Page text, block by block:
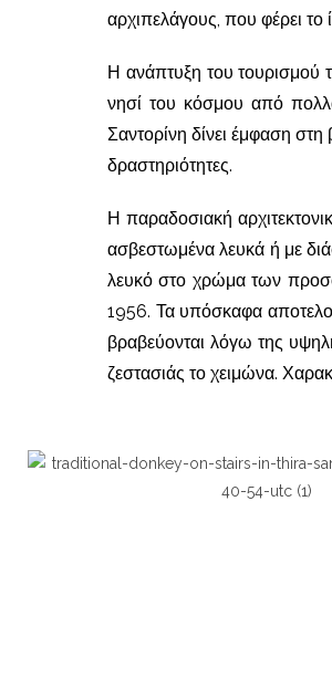
αρχιπελάγους, που φέρει το
Η ανάπτυξη του τουρισμού
νησί του κόσμου από πολλά
Σαντορίνη δίνει έμφαση
δραστηριότητες.
Η παραδοσιακή
ασβεστωμένα λευκά ή με
λευκό στο χρώμα των
1956. Τα υπόσκαφα
βραβεύονται λόγω της
ζεστασιάς το χειμώνα.